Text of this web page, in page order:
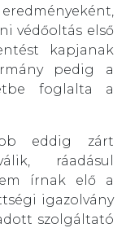
védőoltás első
kapjanak
pedig a
foglalta a
eddig zárt
ráadásul
írnak elő a
igazolvány
szolgáltató